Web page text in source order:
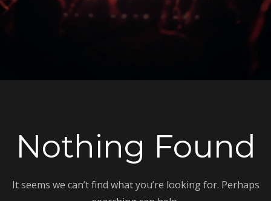
Nothing Found
It seems we can’t find what you’re looking for. Perhaps